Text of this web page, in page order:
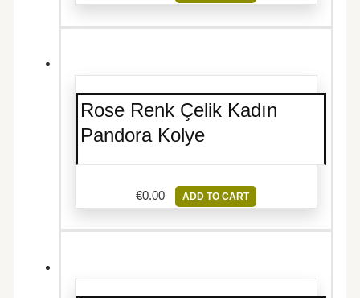
Rose Renk Çelik Kadın
Pandora Kolye
€0.00 ADD TO CART